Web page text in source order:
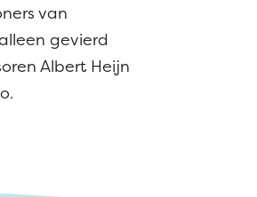
van
gevierd
Albert Heijn